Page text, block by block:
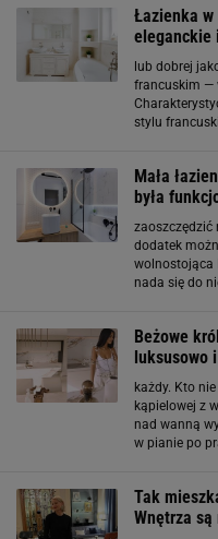
drewno
Łazienka
eleganckie
lub dobrej
francuskim —
stylu
Mała
była
zaoszczędzić
dodatek
wolnostojąca
nada się do
zyska
Beżowe
luksusowo
każdy. Kto
kąpielowej z
nad wanną
w pianie po
Tak
Wnętrza